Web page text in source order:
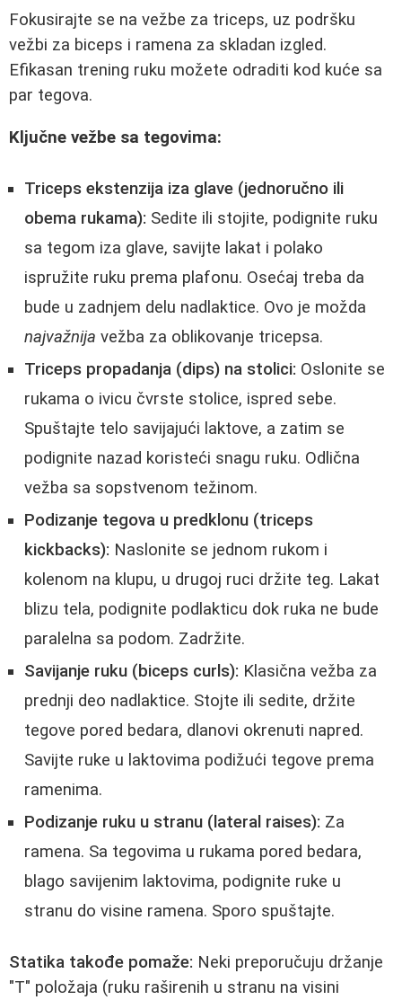
Fokusirajte se na vežbe za triceps, uz podršku
vežbi za biceps i ramena za skladan izgled.
Efikasan trening ruku možete odraditi kod kuće sa
par tegova.
Ključne vežbe sa tegovima:
Triceps ekstenzija iza glave (jednoručno ili
obema rukama): Sedite ili stojite, podignite ruku
sa tegom iza glave, savijte lakat i polako
ispružite ruku prema plafonu. Osećaj treba da
bude u zadnjem delu nadlaktice. Ovo je možda
najvažnija vežba za oblikovanje tricepsa.
Triceps propadanja (dips) na stolici: Oslonite se
rukama o ivicu čvrste stolice, ispred sebe.
Spuštajte telo savijajući laktove, a zatim se
podignite nazad koristeći snagu ruku. Odlična
vežba sa sopstvenom težinom.
Podizanje tegova u predklonu (triceps
kickbacks): Naslonite se jednom rukom i
kolenom na klupu, u drugoj ruci držite teg. Lakat
blizu tela, podignite podlakticu dok ruka ne bude
paralelna sa podom. Zadržite.
Savijanje ruku (biceps curls): Klasična vežba za
prednji deo nadlaktice. Stojte ili sedite, držite
tegove pored bedara, dlanovi okrenuti napred.
Savijte ruke u laktovima podižući tegove prema
ramenima.
Podizanje ruku u stranu (lateral raises): Za
ramena. Sa tegovima u rukama pored bedara,
blago savijenim laktovima, podignite ruke u
stranu do visine ramena. Sporo spuštajte.
Statika takođe pomaže: Neki preporučuju držanje
"T" položaja (ruku raširenih u stranu na visini